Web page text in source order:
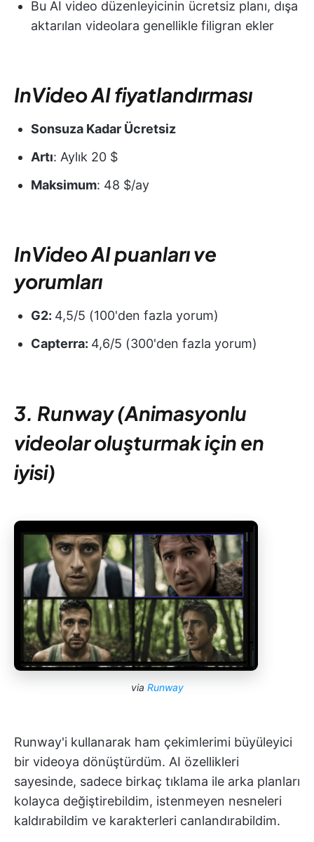
Bu AI video düzenleyicinin ücretsiz planı, dışa
aktarılan videolara genellikle filigran ekler
InVideo AI fiyatlandırması
Sonsuza Kadar Ücretsiz
Artı: Aylık 20 $
Maksimum: 48 $/ay
InVideo AI puanları ve
yorumları
G2: 4,5/5 (100'den fazla yorum)
Capterra: 4,6/5 (300'den fazla yorum)
3. Runway (Animasyonlu
videolar oluşturmak için en
iyisi)
via Runway
Runway'i kullanarak ham çekimlerimi büyüleyici
bir videoya dönüştürdüm. AI özellikleri
sayesinde, sadece birkaç tıklama ile arka planları
kolayca değiştirebildim, istenmeyen nesneleri
kaldırabildim ve karakterleri canlandırabildim.